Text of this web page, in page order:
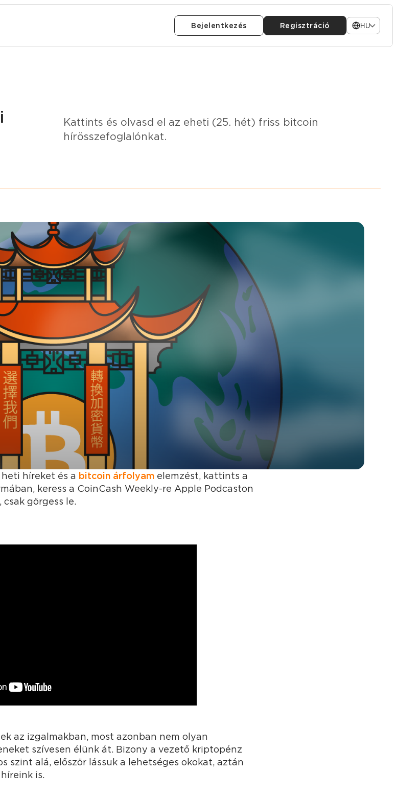
Bejelentkezés Regisztráció HU
Kattints és olvasd el az eheti (25. hét) friss bitcoin
hírösszefoglalónkat.
híreket és a bitcoin árfolyam elemzést, kattints a
keress a CoinCash Weekly-re Apple Podcaston
görgess le.
az izgalmakban, most azonban nem olyan
szívesen élünk át. Bizony a vezető kriptopénz
szint alá, először lássuk a lehetséges okokat, aztán
is.